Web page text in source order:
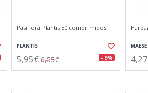
Pasiflora Plantis 50 comprimidos
PLANTIS
5,95€ 6,55€ - 9%